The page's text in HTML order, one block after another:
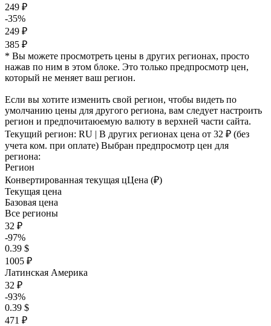
249 ₽
-35%
249 ₽
385 ₽
* Вы можете просмотреть цены в других регионах, просто
нажав по ним в этом блоке. Это только предпросмотр цен,
который не меняет ваш регион.
Если вы хотите изменить свой регион, чтобы видеть по
умолчанию цены для другого региона, вам следует настроить
регион и предпочитаюемую валюту в верхней части сайта.
Текущий регион: RU | В других регионах цена от 32 ₽ (без
учета ком. при оплате) Выбран предпросмотр цен для
региона:
Регион
Конвертированная текущая цЦена (₽)
Текущая цена
Базовая цена
Все регионы
32 ₽
-97%
0.39 $
1005 ₽
Латинская Америка
32 ₽
-93%
0.39 $
471 ₽